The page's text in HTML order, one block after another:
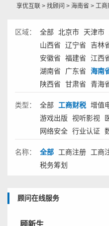
享优互联 > 找顾问 > 海南省 > 工商
区域： 全部 北京市 天津市
山西省
辽宁省 吉林
安徽省
福建省 江西
湖南省
广东省 海南
陕西省
甘肃省 青海
类型： 全部 工商财税 增值
游戏出版
视听影视
网络安全 行业认证
名称： 全部 工商注册 工商
税务筹划
顾问在线服务
顾新生